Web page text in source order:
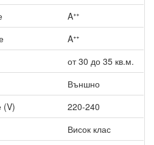
клапите насочват въздуха
към тавана. По този начин се
на въздуха в помещението.
победител! Награди - Good
и функционалност и iF Design
дизайн и висока
! Три системи за филтриране за
Aᐩᐩ
Aᐩᐩ
от 30 до 35 кв.м.
Външно
(V)
220-240
Висок клас